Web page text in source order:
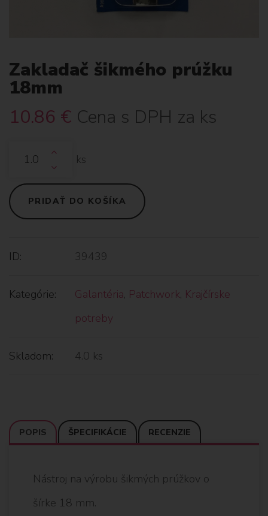
Zakladač šikmého prúžku
18mm
10.86 € Cena s DPH za ks
ks
PRIDAŤ DO KOŠÍKA
ID: 39439
Kategórie: Galantéria, Patchwork, Krajčírske
potreby
Skladom: 4.0 ks
POPIS ŠPECIFIKÁCIE RECENZIE
Nástroj na výrobu šikmých prúžkov o
šírke 18 mm.